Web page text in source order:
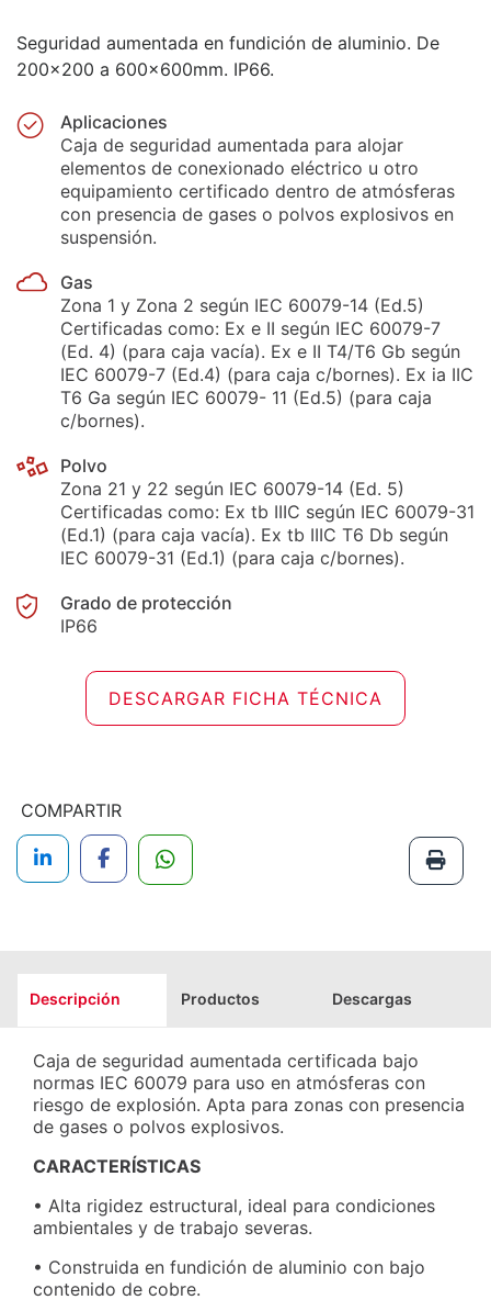
Seguridad aumentada en fundición de aluminio. De
200x200 a 600x600mm. IP66.
Aplicaciones
Caja de seguridad aumentada para alojar
elementos de conexionado eléctrico u otro
equipamiento certificado dentro de atmósferas
con presencia de gases o polvos explosivos en
suspensión.
Gas
Zona 1 y Zona 2 según IEC 60079-14 (Ed.5)
Certificadas como: Ex e II según IEC 60079-7
(Ed. 4) (para caja vacía). Ex e II T4/T6 Gb según
IEC 60079-7 (Ed.4) (para caja c/bornes). Ex ia IIC
T6 Ga según IEC 60079- 11 (Ed.5) (para caja
c/bornes).
Polvo
Zona 21 y 22 según IEC 60079-14 (Ed. 5)
Certificadas como: Ex tb IIIC según IEC 60079-31
(Ed.1) (para caja vacía). Ex tb IIIC T6 Db según
IEC 60079-31 (Ed.1) (para caja c/bornes).
Grado de protección
IP66
DESCARGAR FICHA TÉCNICA
COMPARTIR
Descripción
Caja de seguridad aumentada certificada bajo
normas IEC 60079 para uso en atmósferas con
riesgo de explosión. Apta para zonas con presencia
de gases o polvos explosivos.
CARACTERÍSTICAS
• Alta rigidez estructural, ideal para condiciones
ambientales y de trabajo severas.
• Construida en fundición de aluminio con bajo
contenido de cobre.
Productos Descargas